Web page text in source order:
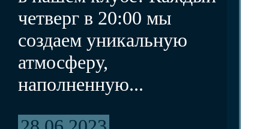
четверг в 20:00 мы
создаем уникальную
атмосферу,
наполненную...